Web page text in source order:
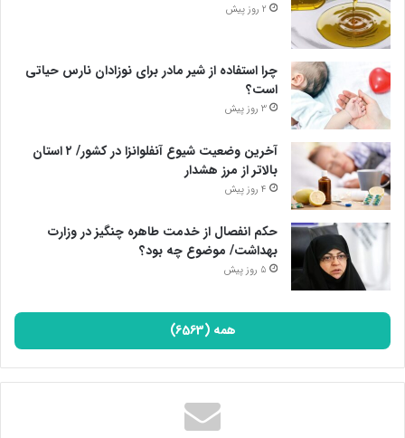
2 روز پیش
چرا استفاده از شیر مادر برای نوزادان نارس حیاتی
است؟
3 روز پیش
آخرین وضعیت شیوع آنفلوانزا در کشور/ ۲ استان
بالاتر از مرز هشدار
4 روز پیش
حکم انفصال از خدمت طاهره چنگیز در وزارت
بهداشت/ موضوع چه بود؟
5 روز پیش
همه (6563)